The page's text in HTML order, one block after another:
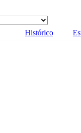
Histórico